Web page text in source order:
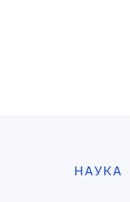
НАУКА